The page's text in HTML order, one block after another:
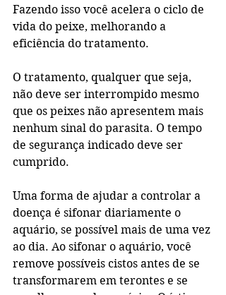
Fazendo isso você acelera o ciclo de
vida do peixe, melhorando a
eficiência do tratamento.
O tratamento, qualquer que seja,
não deve ser interrompido mesmo
que os peixes não apresentem mais
nenhum sinal do parasita. O tempo
de segurança indicado deve ser
cumprido.
Uma forma de ajudar a controlar a
doença é sifonar diariamente o
aquário, se possível mais de uma vez
ao dia. Ao sifonar o aquário, você
remove possíveis cistos antes de se
transformarem em terontes e se